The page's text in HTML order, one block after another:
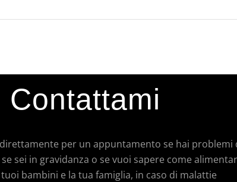
Contattami
per un appuntamento se hai problemi
sei in gravidanza o se vuoi sapere come
bambini e la tua famiglia, in caso di malattie